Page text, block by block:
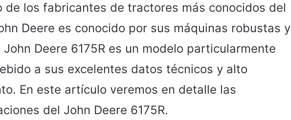
de los fabricantes de tractores más conocidos del
Deere es conocido por sus máquinas robustas y
Deere 6175R es un modelo particularmente
a sus excelentes datos técnicos y alto
En este artículo veremos en detalle las
del John Deere 6175R.